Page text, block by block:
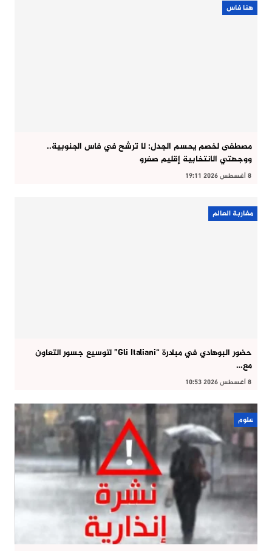
هنا فاس
مصطفى لخصم يحسم الجدل: لا ترشح في فاس الجنوبية..
ووجهتي الانتخابية إقليم صفرو
8 أغسطس 2026 19:11
مغاربة العالم
حضور البوهادي في مبادرة “Gli Italiani” لتوسيع جسور التعاون
مع…
8 أغسطس 2026 10:53
علوم